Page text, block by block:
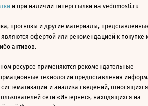
и при наличии гиперссылки на vedomosti.ru
прогнозы и другие материалы,
офертой или рекомендацией к покупке
активов.
ресурсе применяются рекомендательные
технологии предоставления
и анализа сведений,
сети «Интернет», находящихся на